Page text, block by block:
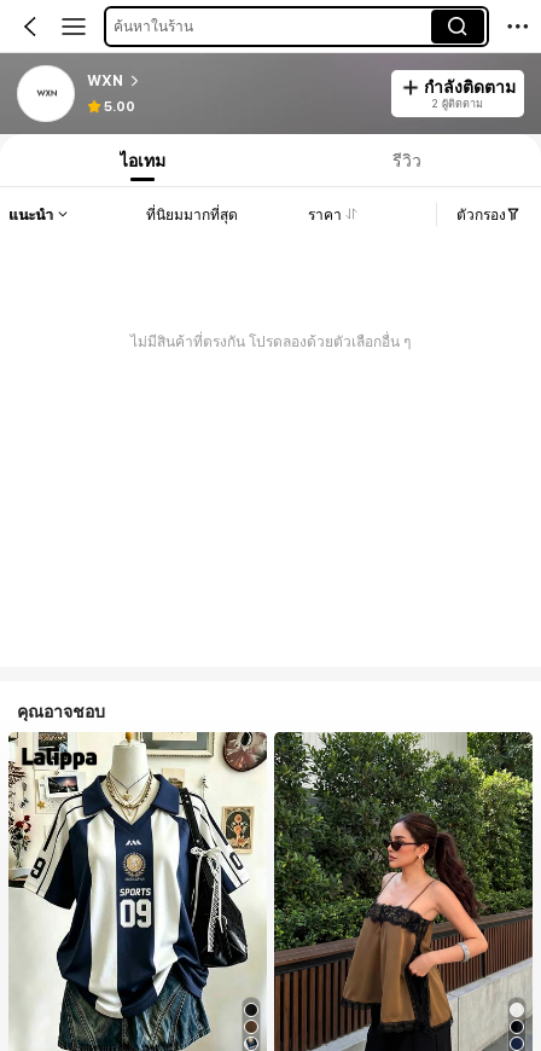
ค้นหาในร้าน
WXN
5.00
กำลังติดตาม
2 ผู้ติดตาม
ไอเทม รีวิว
แนะนำ ที่นิยมมากที่สุด ราคา ตัวกรอง
ไม่มีสินค้าที่ตรงกัน โปรดลองด้วยตัวเลือกอื่น ๆ
คุณอาจชอบ